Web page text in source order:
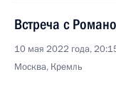
Встреча с
10 мая 2022 года,
Москва, Кремль